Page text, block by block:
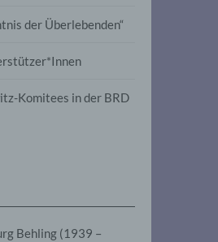
der Überlebenden“
Komitees in der BRD
Behling (1939 –